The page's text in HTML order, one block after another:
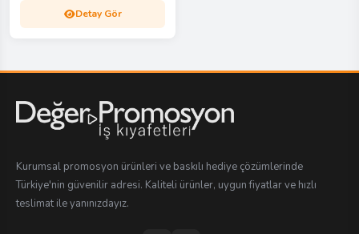
Detay Gör
Kurumsal promosyon ürünleri ve baskılı hediye çözümlerinde
Türkiye'nin güvenilir adresi. Kaliteli ürünler, uygun fiyatlar ve hızlı
teslimat ile yanınızdayız.